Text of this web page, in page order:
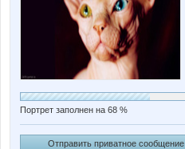
Портрет заполнен на 68 %
Отправить приватное сообщение